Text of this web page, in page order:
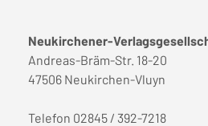
Neukirchener-
Andreas-Bräm-Str. 18-20
47506 Neukirchen-Vluyn
Telefon 02845 / 392-7218